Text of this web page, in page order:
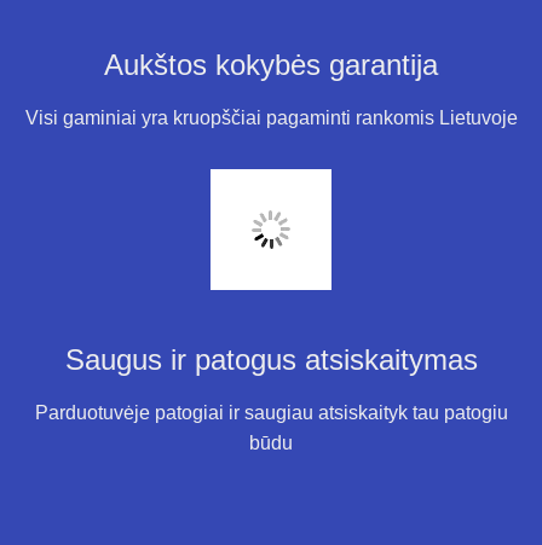
Aukštos kokybės garantija
Visi gaminiai yra kruopščiai pagaminti rankomis Lietuvoje
Saugus ir patogus atsiskaitymas
Parduotuvėje patogiai ir saugiau atsiskaityk tau patogiu
būdu